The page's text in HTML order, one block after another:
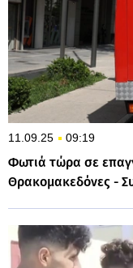
11.09.25 09:19
Φωτιά τώρα σε
Θρακομακεδόνες -